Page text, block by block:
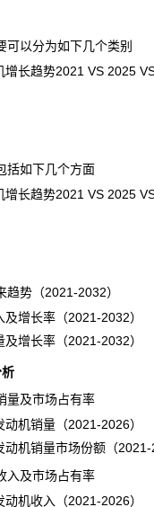
以分为如下几个类别
趋势2021 VS 2025
如下几个方面
趋势2021 VS 2025
势（2021-2032）
长率（2021-2032）
及增长率（2021-2032）
及市场占有率
销量（2021-2026）
销量市场份额（2021-
及市场占有率
收入（2021-2026）